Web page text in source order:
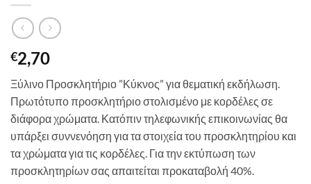
€2,70
Ξύλινο Προσκλητήριο ”Κύκνος” για θεματική εκδήλωση.
Πρωτότυπο προσκλητήριο στολισμένο με κορδέλες σε
διάφορα χρώματα. Κατόπιν τηλεφωνικής επικοινωνίας θα
υπάρξει συννενόηση για τα στοιχεία του προσκλητηρίου και
τα χρώματα για τις κορδέλες. Για την εκτύπωση των
προσκλητηρίων σας απαιτείται προκαταβολή 40%.